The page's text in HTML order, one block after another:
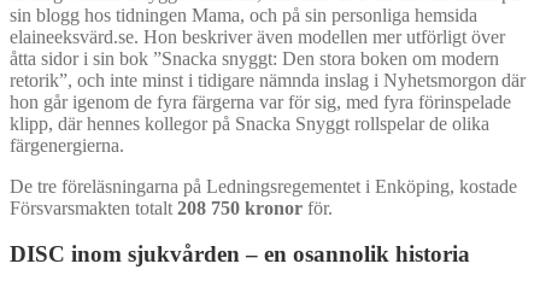
sin blogg hos tidningen Mama, och på sin personliga hemsida
elaineeksvärd.se. Hon beskriver även modellen mer utförligt över
åtta sidor i sin bok ”Snacka snyggt: Den stora boken om modern
retorik”, och inte minst i tidigare nämnda inslag i Nyhetsmorgon där
hon går igenom de fyra färgerna var för sig, med fyra förinspelade
klipp, där hennes kollegor på Snacka Snyggt rollspelar de olika
färgenergierna.
De tre föreläsningarna på Ledningsregementet i Enköping, kostade
Försvarsmakten totalt 208 750 kronor för.
DISC inom sjukvården – en osannolik historia